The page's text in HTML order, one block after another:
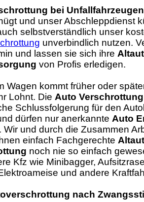
bei Unfallfahrzeugen
und unser Abschleppdienst
selbstverständlich unser
unverbindlich nutzen.
und lassen sie sich ihre
von Profis erledigen.
Wagen kommt früher oder
Lohnt. Die Auto Verschrottung
Schlussfolgerung für den
dürfen nur anerkannte Auto
Wir und durch die Zusammen
einfach Fachgerechte
noch nie so einfach
Kfz wie Minibagger,
und andere
nach